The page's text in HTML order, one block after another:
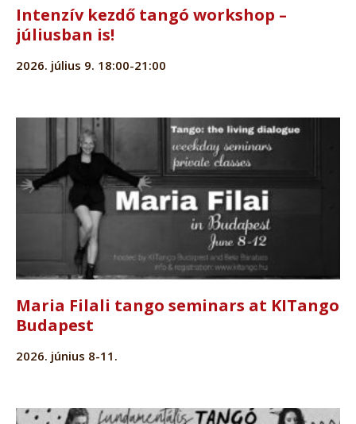
Intenzív kezdő tangó workshop –
júliusban is!
2026. július 9. 18:00-21:00
Maria Filali tango seminars at KITango
Budapest
2026. június 8-11.